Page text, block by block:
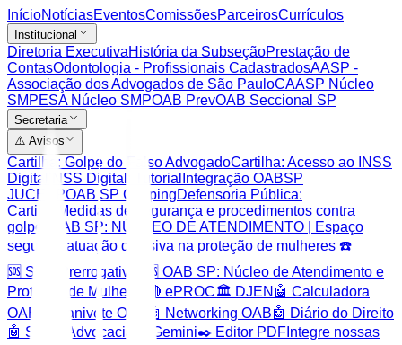
InícioNotíciasEventosComissõesParceirosCurrículos
Institucional
Diretoria ExecutivaHistória da SubseçãoPrestação de
ContasOdontologia - Profissionais CadastradosAASP -
Associação dos Advogados de São PauloCAASP Núcleo
SMPESA Núcleo SMPOAB PrevOAB Seccional SP
Secretaria
⚠️ Avisos
Cartilha: Golpe do Falso AdvogadoCartilha: Acesso ao INSS
Digital
INSS Digital: Tutorial Integração OABSP
JUCESPOAB SP ClippingDefensoria Pública:
Cartilha
Medidas de segurança e procedimentos contra
golpes
OAB SP: NÚCLEO DE ATENDIMENTO | Espaço
seguro e atuação decisiva na proteção de mulheres ☎️
🆘 SOS Prerrogativas
🆘 OAB SP: Núcleo de Atendimento e
Proteção de Mulheres
🔴 ePROC🏛️ DJEN 🤖 Calculadora
OAB
🤖 Canivete OAB 🤖 Networking OAB🤖 Diário do Direito
🤖 Super Advocacia
🧠 Gemini✒️ Editor PDF Integre nossas